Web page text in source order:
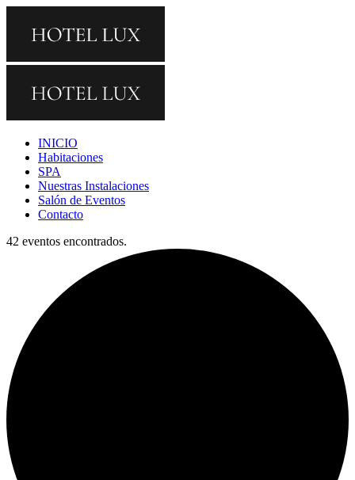
INICIO
Habitaciones
SPA
Nuestras Instalaciones
Salón de Eventos
Contacto
42 eventos encontrados.